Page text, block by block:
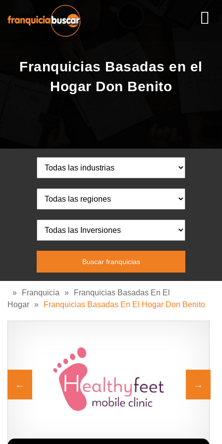
Franquicias Basadas en el
Hogar Don Benito
» Franquicia »
Franquicias Basadas En El
Hogar » Franquicias Basadas En El Hogar Don Benito